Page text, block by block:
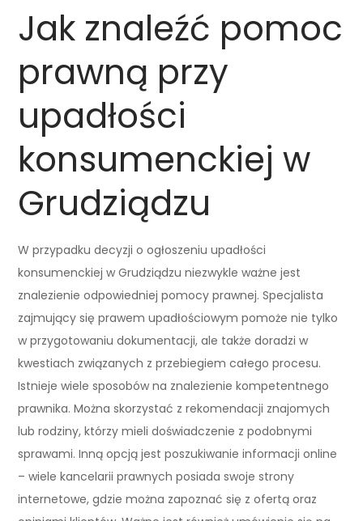
Jak znaleźć pomoc
prawną przy
upadłości
konsumenckiej w
Grudziądzu
W przypadku decyzji o ogłoszeniu upadłości
konsumenckiej w Grudziądzu niezwykle ważne jest
znalezienie odpowiedniej pomocy prawnej. Specjalista
zajmujący się prawem upadłościowym pomoże nie tylko
w przygotowaniu dokumentacji, ale także doradzi w
kwestiach związanych z przebiegiem całego procesu.
Istnieje wiele sposobów na znalezienie kompetentnego
prawnika. Można skorzystać z rekomendacji znajomych
lub rodziny, którzy mieli doświadczenie z podobnymi
sprawami. Inną opcją jest poszukiwanie informacji online
– wiele kancelarii prawnych posiada swoje strony
internetowe, gdzie można zapoznać się z ofertą oraz